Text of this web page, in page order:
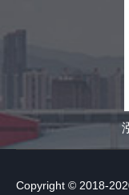
Copyright © 2018-